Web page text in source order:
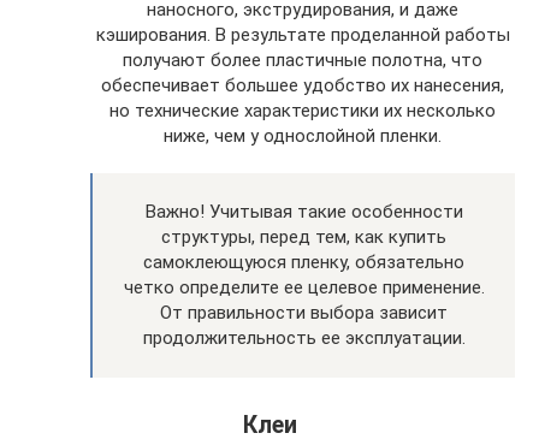
наносного, экструдирования, и даже
кэширования. В результате проделанной работы
получают более пластичные полотна, что
обеспечивает большее удобство их нанесения,
но технические характеристики их несколько
ниже, чем у однослойной пленки.
Важно! Учитывая такие особенности
структуры, перед тем, как купить
самоклеющуюся пленку, обязательно
четко определите ее целевое применение.
От правильности выбора зависит
продолжительность ее эксплуатации.
Клеи